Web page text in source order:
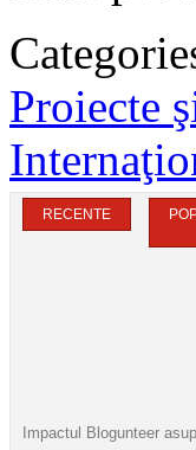
Proiecte
RECENTE
Impactul Blogunteer